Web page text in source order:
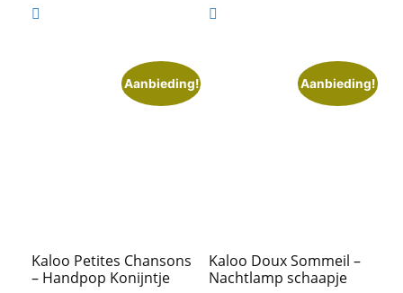
 
Aanbieding!
Kaloo Petites Chansons
– Handpop Konijntje
Aanbieding!
Kaloo Doux Sommeil –
Nachtlamp schaapje